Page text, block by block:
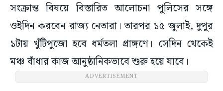
সংক্রান্ত বিষয়ে বিস্তারিত আলোচনা পুলিসের সঙ্গে
ওইদিন করবেন রাজ্য নেতারা। তারপর ১৫ জুলাই, দুপুর
১টায় খুঁটিপুজো হবে ধর্মতলা প্রাঙ্গণে। সেদিন থেকেই
মঞ্চ বাঁধার কাজ আনুষ্ঠানিকভাবে শুরু হয়ে যাবে।
ADVERTISEMENT